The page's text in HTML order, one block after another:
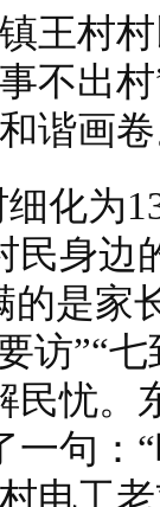
王村
不出
谐画
化为
身边
的是家
访”“
民忧。
一句：
电工